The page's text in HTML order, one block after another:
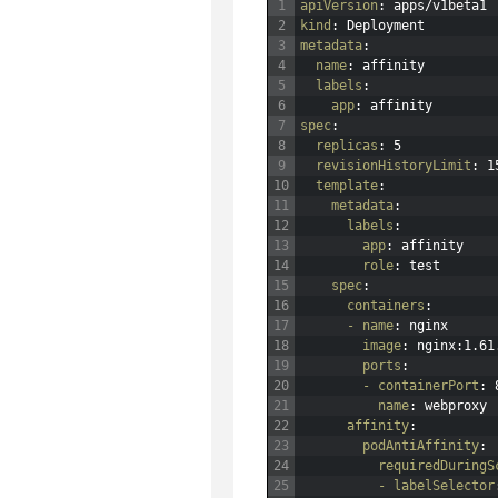
1
2
3
4
5
6
7
8
9
10
11
12
13
14
15
16
17
18
19
20
21
22
23
24
25
apiVersion : apps/v1beta1
kind : Deployment
metadata:
name: affinity
labels :
app: affinity
spec:
replicas : 5
revisionHistoryLimit :
template:
metadata:
labels :
app: affinity
role: test
spec:
containers :
- name: nginx
image: nginx
ports :
- containerPort :
name: webproxy
affinity:
podAntiAffinity:
- labelSelector